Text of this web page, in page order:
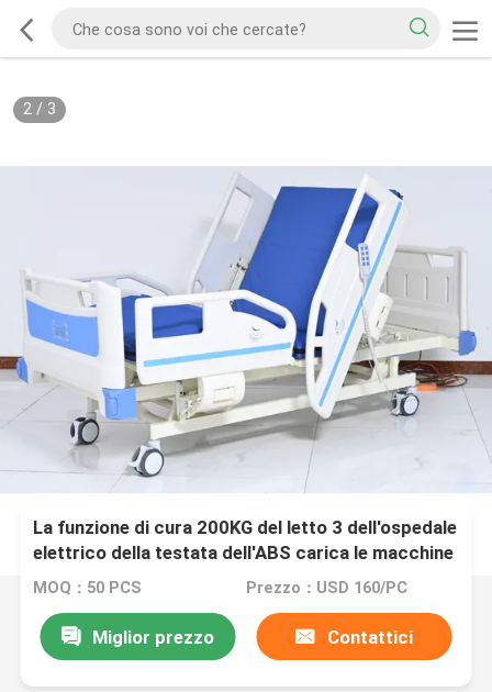
2/ 3
La funzione di cura 200KG del letto 3 dell'ospedale
elettrico della testata dell'ABS carica le macchine
per colata continua mediche
MOQ：50 PCS Prezzo：USD 160/PC
Miglior prezzo Contattici